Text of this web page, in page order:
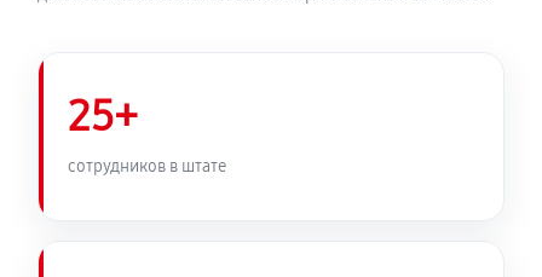
25+
сотрудников в штате